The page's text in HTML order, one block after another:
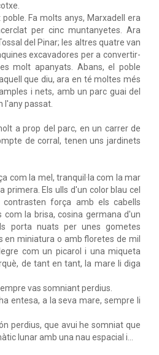
Fa molts anys, Marxadell era
per cinc muntanyetes. Ara
del Pinar; les altres quatre van
excavadores per a convertir-
molt apanyats. Abans, el poble
que diu, ara en té moltes més
i nets, amb un parc guai del
l'any passat.
a prop del parc, en un carrer de
de corral, tenen uns jardinets
com la mel, tranquil·la com la mar
primera. Els ulls d'un color blau cel
contrasten força amb els cabells
com la brisa, cosina germana d'un
porta nuats per unes gometes
en miniatura o amb floretes de mil
com un picarol i una miqueta
de tant en tant, la mare li diga
vas somniant perdius.
entesa, a la seva mare, sempre li
perdius, que avui he somniat que
lunar amb una nau espacial i...